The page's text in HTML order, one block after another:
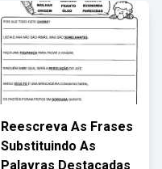
Reescreva As Frases
Substituindo As
Palavras Destacadas